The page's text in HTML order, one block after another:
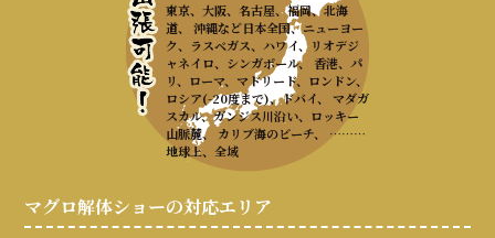
東京、大阪、名古屋、福岡、北海
道、 沖縄など日本全国、ニューヨー
ク、ラスベガス、ハワイ、リオデジ
ャネイロ、シンガポール、 香港、パ
リ、ローマ、マドリード、ロンドン、
ロシア(-20度まで)、ドバイ、 マダガ
スカル、ガンジス川沿い、ロッキー
山脈麓、 カリブ海のビーチ、 ………
地球上、全域
マグロ解体ショーの対応エリア